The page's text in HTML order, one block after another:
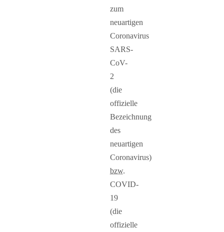
zum
neuartigen
Coronavirus
SARS-
CoV-
2
(die
offizielle
Bezeichnung
des
neuartigen
Coronavirus)
bzw.
COVID-
19
(die
offizielle